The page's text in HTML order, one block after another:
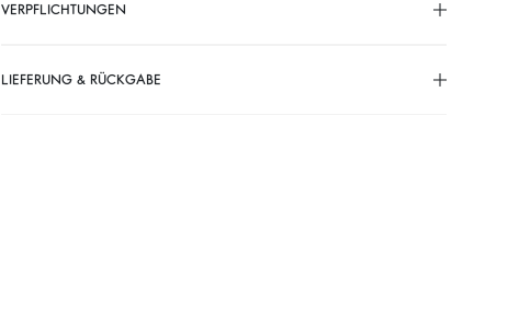
VERPFLICHTUNGEN
LIEFERUNG & RÜCKGABE